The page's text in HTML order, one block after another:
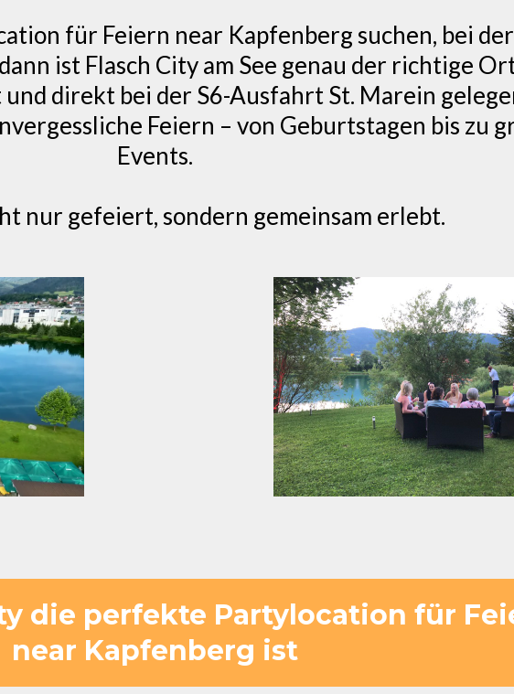
für Feiern near Kapfenberg suchen, bei
ist Flasch City am See genau der richtige
direkt bei der S6-Ausfahrt St. Marein
Feiern – von Geburtstagen bis zu
Events.
nur gefeiert, sondern gemeinsam erlebt.
die perfekte Partylocation für
near Kapfenberg ist